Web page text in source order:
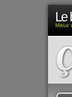
Le
Mieux